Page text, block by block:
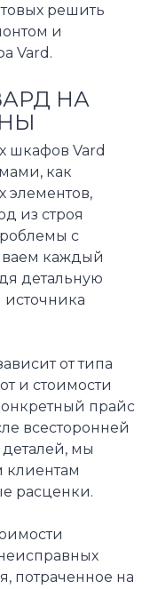
решить
и
Vard.
НА
шкафов Vard
как
элементов,
из строя
с
каждый
детальную
от типа
и стоимости
прайс
всесторонней
мы
расценки.
потраченное на